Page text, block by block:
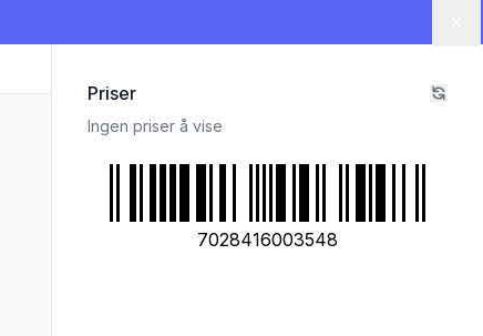
Priser
Ingen priser å vise
7028416003548